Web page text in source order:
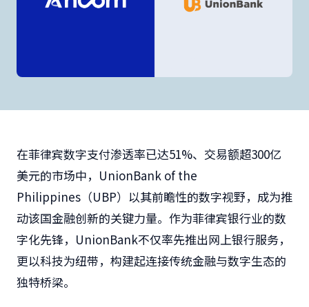
在菲律宾数字支付渗透率已达51%、交易额超300亿
美元的市场中，UnionBank of the
Philippines（UBP）以其前瞻性的数字视野，成为推
动该国金融创新的关键力量。作为菲律宾银行业的数
字化先锋，UnionBank不仅率先推出网上银行服务，
更以科技为纽带，构建起连接传统金融与数字生态的
独特桥梁。